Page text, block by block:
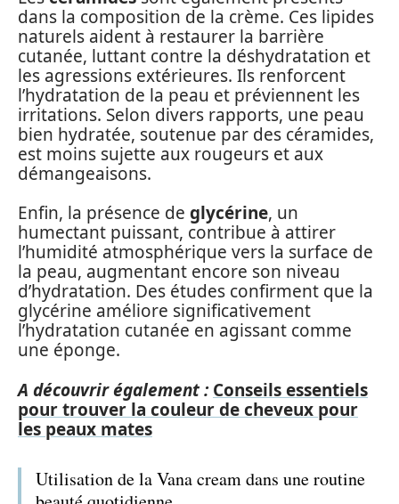
dans la composition de la crème. Ces lipides
naturels aident à restaurer la barrière
cutanée, luttant contre la déshydratation et
les agressions extérieures. Ils renforcent
l’hydratation de la peau et préviennent les
irritations. Selon divers rapports, une peau
bien hydratée, soutenue par des céramides,
est moins sujette aux rougeurs et aux
démangeaisons.
Enfin, la présence de glycérine, un
humectant puissant, contribue à attirer
l’humidité atmosphérique vers la surface de
la peau, augmentant encore son niveau
d’hydratation. Des études confirment que la
glycérine améliore significativement
l’hydratation cutanée en agissant comme
une éponge.
A découvrir également : Conseils essentiels
pour trouver la couleur de cheveux pour
les peaux mates
Utilisation de la Vana cream dans une routine